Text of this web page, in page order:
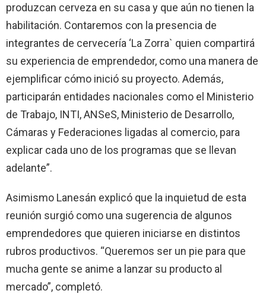
produzcan cerveza en su casa y que aún no tienen la
habilitación. Contaremos con la presencia de
integrantes de cervecería ‘La Zorra` quien compartirá
su experiencia de emprendedor, como una manera de
ejemplificar cómo inició su proyecto. Además,
participarán entidades nacionales como el Ministerio
de Trabajo, INTI, ANSeS, Ministerio de Desarrollo,
Cámaras y Federaciones ligadas al comercio, para
explicar cada uno de los programas que se llevan
adelante”.
Asimismo Lanesán explicó que la inquietud de esta
reunión surgió como una sugerencia de algunos
emprendedores que quieren iniciarse en distintos
rubros productivos. “Queremos ser un pie para que
mucha gente se anime a lanzar su producto al
mercado”, completó.